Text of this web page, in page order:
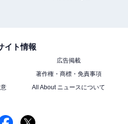
イト情報
広告掲載
著作権・商標・免責事項
All About ニュースについて